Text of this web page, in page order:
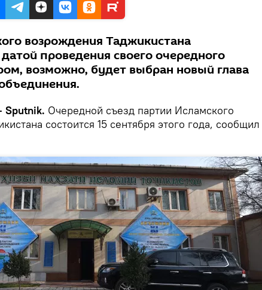
возрождения Таджикистана
проведения своего очередного
возможно, будет выбран новый глава
Sputnik. Очередной съезд партии Исламского
состоится 15 сентября этого года, сообщил